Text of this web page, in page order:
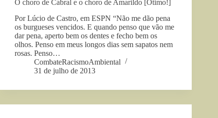
O choro de Cabral e o choro de Amarildo [Ótimo!]
Por Lúcio de Castro, em ESPN “Não me dão pena
os burgueses vencidos. E quando penso que vão me
dar pena, aperto bem os dentes e fecho bem os
olhos. Penso em meus longos dias sem sapatos nem
rosas. Penso…
CombateRacismoAmbiental
31 de julho de 2013